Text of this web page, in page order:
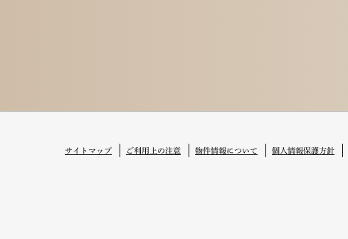
サイトマップ ご利用上の注意 物件情報について 個人情報保護方針